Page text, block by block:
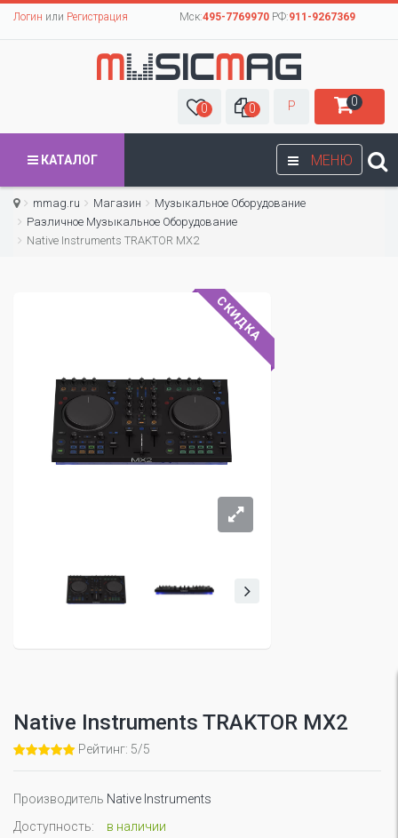
Логин или Регистрация Мск:495-7769970РФ:911-9267369
0 0 Р 0
МЕНЮ
КАТАЛОГ
mmag.ru Магазин
Музыкальное Оборудование
Различное Музыкальное Оборудование
Native Instruments TRAKTOR MX2
СКИДКА
Native Instruments TRAKTOR MX2
Рейтинг: 5/5
Производитель Native Instruments
Доступность:
в наличии